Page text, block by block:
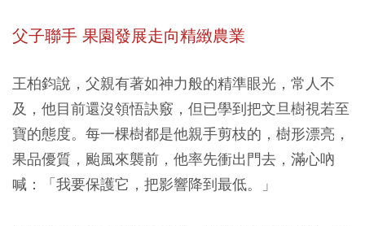
父子聯手 果園發展走向精緻農業
王柏鈞說，父親有著如神力般的精準眼光，常人不
及，他目前還沒領悟訣竅，但已學到把文旦樹視若至
寶的態度。每一棵樹都是他親手剪枝的，樹形漂亮，
果品優質，颱風來襲前，他率先衝出門去，滿心吶
喊：「我要保護它，把影響降到最低。」